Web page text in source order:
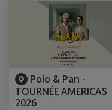
Polo & Pan -
TOURNÉE AMERICAS
2026